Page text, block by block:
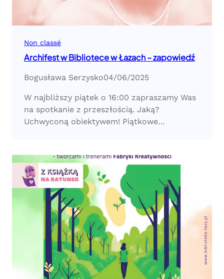
Non classé
Archifest w Bibliotece w Łazach – zapowiedź
Bogusława Serzysko04/06/2025
W najbliższy piątek o 16:00 zapraszamy Was
na spotkanie z przeszłością. Jaką?
Uchwyconą obiektywem! Piątkowe…